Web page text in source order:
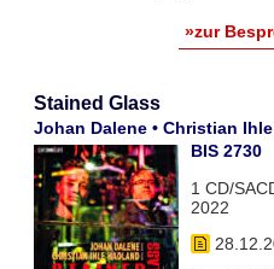
»zur
Stained Glass
Johan Dalene • Christian
BIS 2730
1 CD/
2022